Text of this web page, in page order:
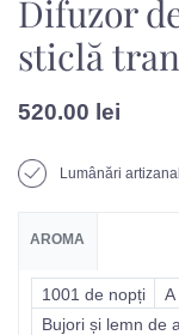
Difuzor
sticlă
520.00 lei
Lumânări
AROMA
1001 de nopți A
Bujori și lemn de